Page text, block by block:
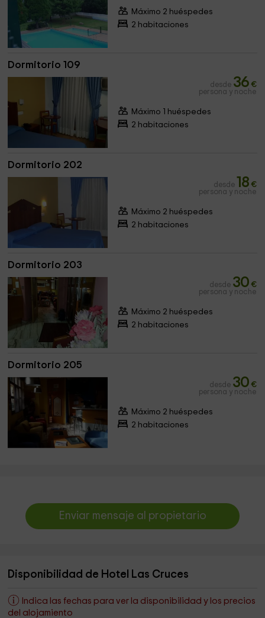
Máximo 2 huéspedes
2 habitaciones
Dormitorio 109
desde 36 €
persona y noche
Máximo 1 huéspedes
2 habitaciones
Dormitorio 202
desde 18 €
persona y noche
Máximo 2 huéspedes
2 habitaciones
Dormitorio 203
desde 30 €
persona y noche
Máximo 2 huéspedes
2 habitaciones
Dormitorio 205
desde 30 €
persona y noche
Máximo 2 huéspedes
2 habitaciones
Enviar mensaje al propietario
Disponibilidad de Hotel Las Cruces
Indica las fechas para ver la disponibilidad y los precios
del alojamiento